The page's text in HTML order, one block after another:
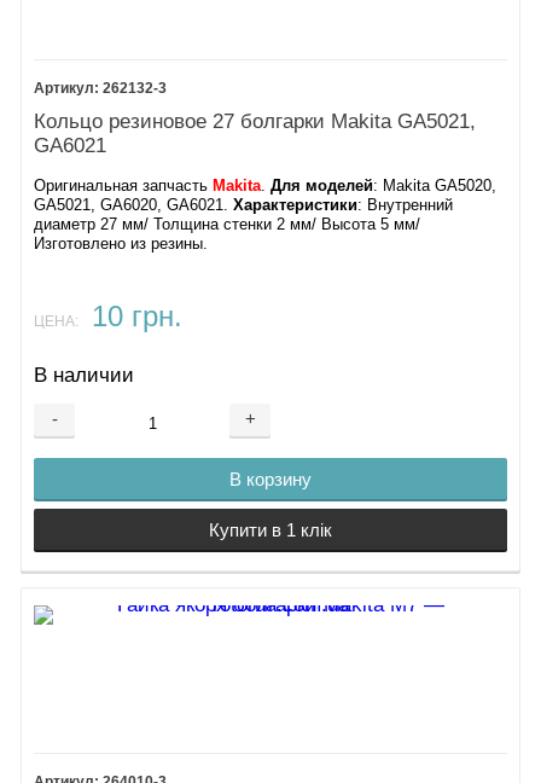
262132-3
Кольцо резиновое 27 болгарки Makita GA5021,
GA6021
Оригинальная запчасть Makita.Для моделей: Makita GA5020,
GA5021, GA6020, GA6021​.Характеристики: Внутренний
диаметр 27 мм/ Толщина стенки 2 мм/ Высота 5 мм/
Изготовлено из резины.
ЦЕНА: 10 грн.
В наличии
- +
В корзину
Купити в 1 клік